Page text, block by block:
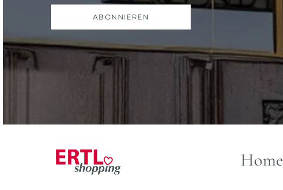
ABONNIEREN
Home